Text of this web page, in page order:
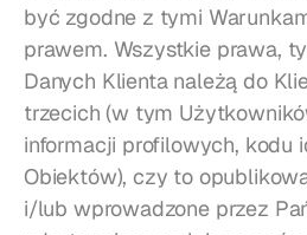
być zgodne z tymi
prawem. Wszystkie prawa,
Danych Klienta należą do
trzecich (w tym
informacji profilowych, kodu
Obiektów), czy to
i/lub wprowadzone przez